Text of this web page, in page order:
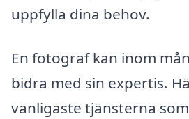
uppfylla dina behov.
En fotograf kan inom
bidra med sin expertis.
vanligaste tjänsterna